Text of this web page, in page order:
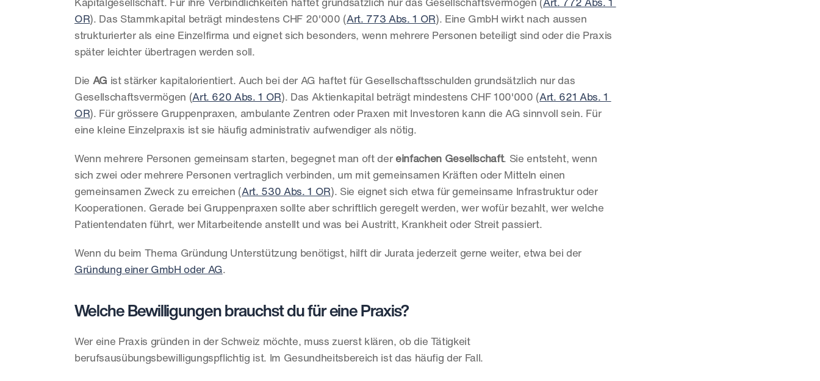
Kapitalgesellschaft. Für ihre Verbindlichkeiten haftet grundsätzlich nur das Gesellschaftsvermögen (Art. 772 Abs. 1
OR). Das Stammkapital beträgt mindestens CHF 20'000 (Art. 773 Abs. 1 OR). Eine GmbH wirkt nach aussen
strukturierter als eine Einzelfirma und eignet sich besonders, wenn mehrere Personen beteiligt sind oder die Praxis
später leichter übertragen werden soll.
Die AG ist stärker kapitalorientiert. Auch bei der AG haftet für Gesellschaftsschulden grundsätzlich nur das
Gesellschaftsvermögen (Art. 620 Abs. 1 OR). Das Aktienkapital beträgt mindestens CHF 100'000 (Art. 621 Abs. 1
OR). Für grössere Gruppenpraxen, ambulante Zentren oder Praxen mit Investoren kann die AG sinnvoll sein. Für
eine kleine Einzelpraxis ist sie häufig administrativ aufwendiger als nötig.
Wenn mehrere Personen gemeinsam starten, begegnet man oft der einfachen Gesellschaft. Sie entsteht, wenn
sich zwei oder mehrere Personen vertraglich verbinden, um mit gemeinsamen Kräften oder Mitteln einen
gemeinsamen Zweck zu erreichen (Art. 530 Abs. 1 OR). Sie eignet sich etwa für gemeinsame Infrastruktur oder
Kooperationen. Gerade bei Gruppenpraxen sollte aber schriftlich geregelt werden, wer wofür bezahlt, wer welche
Patientendaten führt, wer Mitarbeitende anstellt und was bei Austritt, Krankheit oder Streit passiert.
Wenn du beim Thema Gründung Unterstützung benötigst, hilft dir Jurata jederzeit gerne weiter, etwa bei der
Gründung einer GmbH oder AG.
Welche Bewilligungen brauchst du für eine Praxis?
Wer eine Praxis gründen in der Schweiz möchte, muss zuerst klären, ob die Tätigkeit
berufsausübungsbewilligungspflichtig ist. Im Gesundheitsbereich ist das häufig der Fall.